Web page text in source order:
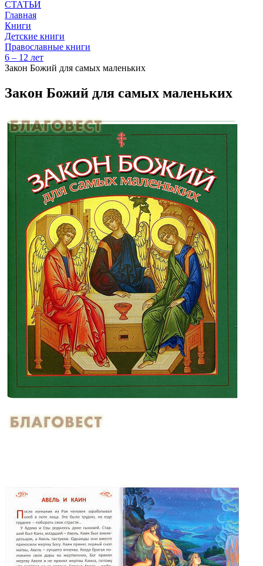
СТАТЬИ
Главная
Книги
Детские книги
Православные книги
6 – 12 лет
Закон Божий для самых маленьких
Закон Божий для самых маленьких